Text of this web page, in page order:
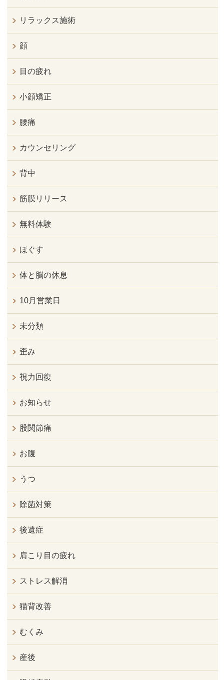
リラックス施術
顔
目の疲れ
小顔矯正
腰痛
カウンセリング
背中
筋膜リリース
無料体験
ほぐす
体と脳の休息
10月営業日
未分類
歪み
視力回復
お知らせ
股関節痛
お腹
うつ
除菌対策
後遺症
肩こり目の疲れ
ストレス解消
猫背改善
むくみ
産後